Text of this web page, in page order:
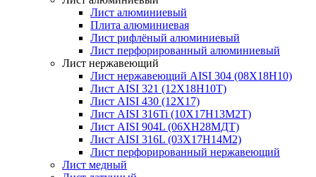
Лист алюминиевый
Плита алюминиевая
Лист рифлёный алюминиевый
Лист перфорированный алюминиевый
Лист нержавеющий
Лист нержавеющий AISI 304 (08Х18Н10)
Лист AISI 321 (12Х18Н10Т)
Лист AISI 430 (12Х17)
Лист AISI 316Ti (10Х17Н13М2Т)
Лист AISI 904L (06ХН28МДТ)
Лист AISI 316L (03Х17Н14М2)
Лист перфорированный нержавеющий
Лист медный